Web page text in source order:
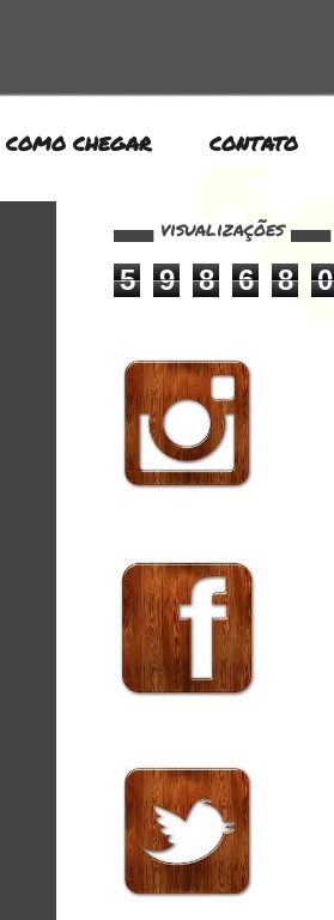
COMO CHEGAR CONTATO
▄▄▄ visualizações ▄▄▄
5 9 8 6 8 0